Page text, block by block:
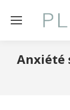
Anxiété